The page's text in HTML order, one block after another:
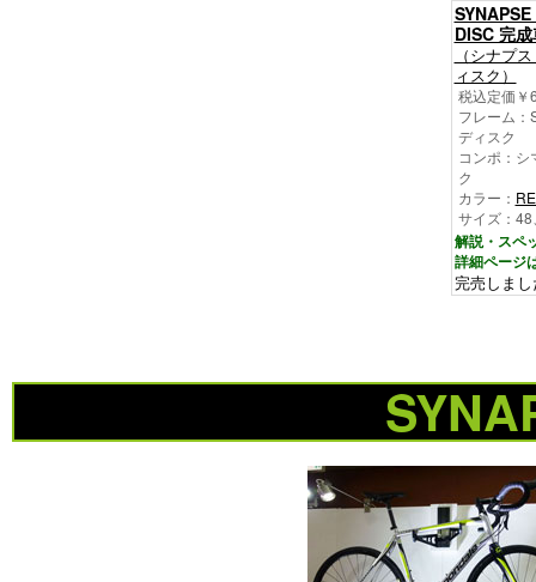
DISC 完
（シナプ
ィスク）
税込定価￥
フレーム：
ディスク
コンポ：
ク
カラー：
サイズ：
解説・スペ
詳細ページ
完売しま